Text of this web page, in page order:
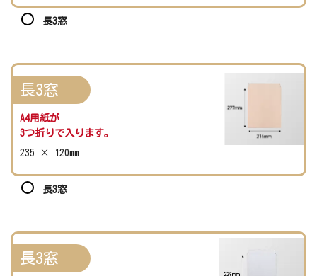
長3窓
長3窓
A4用紙が
3つ折りで入ります。
235 × 120mm
長3窓
長3窓